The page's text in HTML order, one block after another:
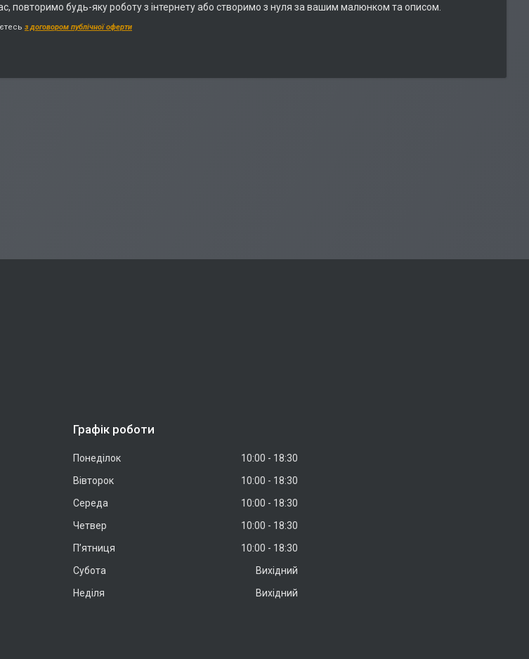
повторимо будь-яку роботу з інтернету або створимо з нуля за вашим малюнком та описом.
з договором публічної оферти
Графік роботи
Понеділок 10:00
18:30
Вівторок
10:00
18:30
Середа
10:00
18:30
Четвер
10:00
18:30
Пʼятниця
10:00
18:30
Субота
Вихідний
Неділя
Вихідний